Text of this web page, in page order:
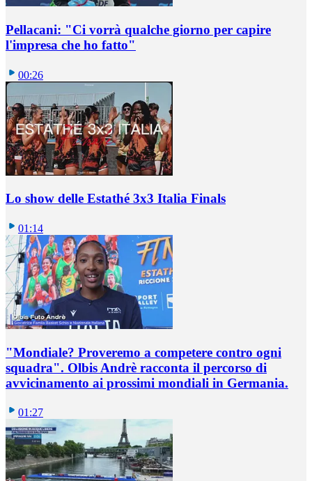
Pellacani: "Ci vorrà qualche giorno per capire
l'impresa che ho fatto"
00:26
Lo show delle Estathé 3x3 Italia Finals
01:14
"Mondiale? Proveremo a competere contro ogni
squadra". Olbis Andrè racconta il percorso di
avvicinamento ai prossimi mondiali in Germania.
01:27